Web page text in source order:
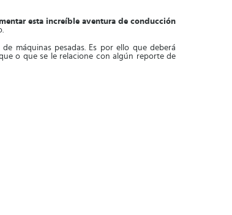
esta increíble aventura de conducción
máquinas pesadas. Es por ello que deberá
o que se le relacione con algún reporte de